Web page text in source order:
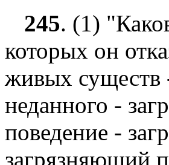
245. (1)
которых он
живых существ
неданного -
поведение -
загрязняющий